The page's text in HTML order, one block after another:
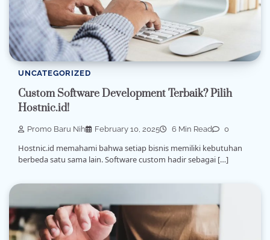
UNCATEGORIZED
Custom Software Development Terbaik? Pilih
Hostnic.id!
Promo Baru Nih February 10, 2025 6 Min Read 0
Hostnic.id memahami bahwa setiap bisnis memiliki kebutuhan
berbeda satu sama lain. Software custom hadir sebagai […]